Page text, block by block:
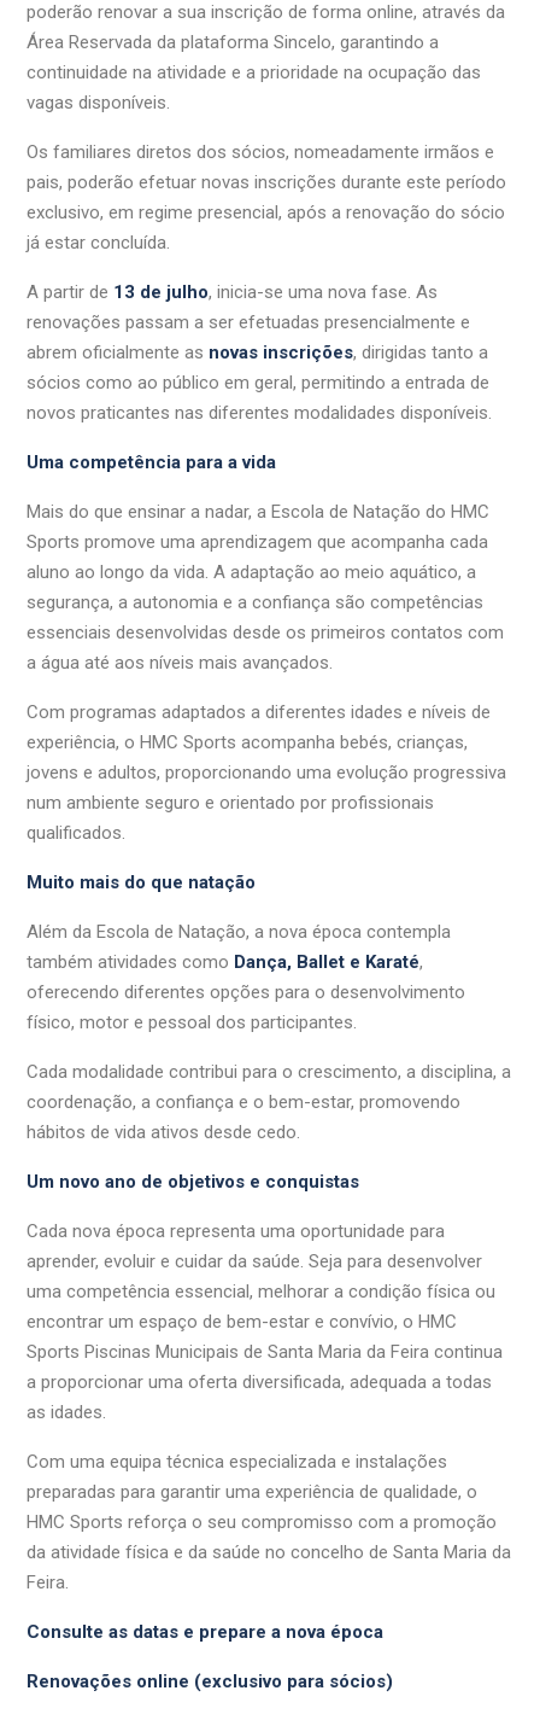
poderão renovar a sua inscrição de forma online, através da
Área Reservada da plataforma Sincelo, garantindo a
continuidade na atividade e a prioridade na ocupação das
vagas disponíveis.
Os familiares diretos dos sócios, nomeadamente irmãos e
pais, poderão efetuar novas inscrições durante este período
exclusivo, em regime presencial, após a renovação do sócio
já estar concluída.
A partir de 13 de julho, inicia-se uma nova fase. As
renovações passam a ser efetuadas presencialmente e
abrem oficialmente as novas inscrições, dirigidas tanto a
sócios como ao público em geral, permitindo a entrada de
novos praticantes nas diferentes modalidades disponíveis.
Uma competência para a vida
Mais do que ensinar a nadar, a Escola de Natação do HMC
Sports promove uma aprendizagem que acompanha cada
aluno ao longo da vida. A adaptação ao meio aquático, a
segurança, a autonomia e a confiança são competências
essenciais desenvolvidas desde os primeiros contatos com
a água até aos níveis mais avançados.
Com programas adaptados a diferentes idades e níveis de
experiência, o HMC Sports acompanha bebés, crianças,
jovens e adultos, proporcionando uma evolução progressiva
num ambiente seguro e orientado por profissionais
qualificados.
Muito mais do que natação
Além da Escola de Natação, a nova época contempla
também atividades como Dança, Ballet e Karaté,
oferecendo diferentes opções para o desenvolvimento
físico, motor e pessoal dos participantes.
Cada modalidade contribui para o crescimento, a disciplina, a
coordenação, a confiança e o bem-estar, promovendo
hábitos de vida ativos desde cedo.
Um novo ano de objetivos e conquistas
Cada nova época representa uma oportunidade para
aprender, evoluir e cuidar da saúde. Seja para desenvolver
uma competência essencial, melhorar a condição física ou
encontrar um espaço de bem-estar e convívio, o HMC
Sports Piscinas Municipais de Santa Maria da Feira continua
a proporcionar uma oferta diversificada, adequada a todas
as idades.
Com uma equipa técnica especializada e instalações
preparadas para garantir uma experiência de qualidade, o
HMC Sports reforça o seu compromisso com a promoção
da atividade física e da saúde no concelho de Santa Maria da
Feira.
Consulte as datas e prepare a nova época
Renovações online (exclusivo para sócios)